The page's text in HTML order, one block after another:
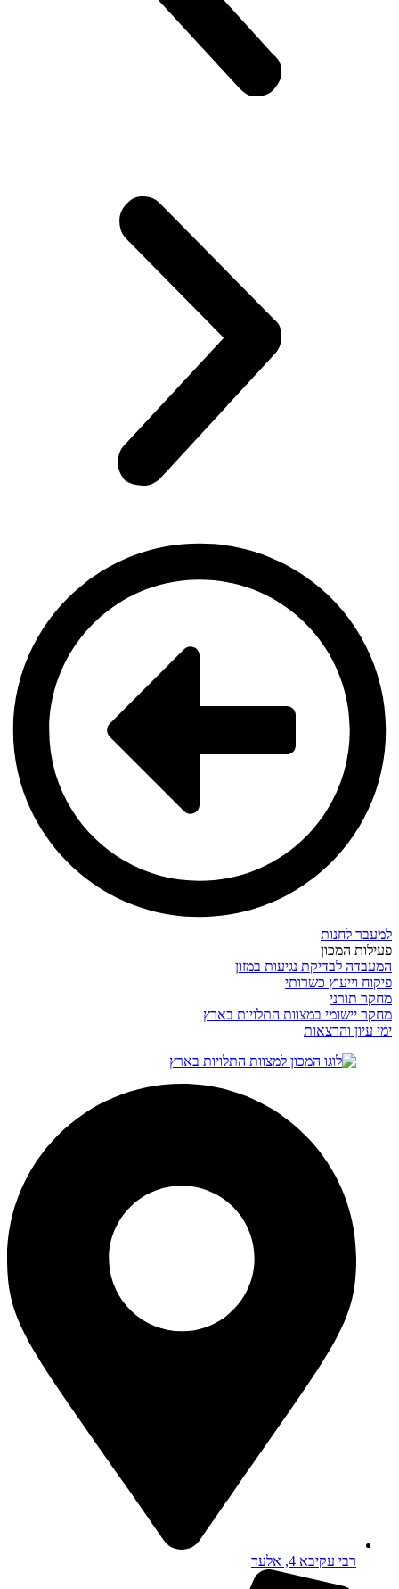
למעבר לחנות
פעילות המכון
המעבדה לבדיקת נגיעות במזון
פיקוח וייעוץ כשרותי
מחקר תורני
מחקר יישומי במצוות התלויות בארץ
ימי עיון והרצאות
רבי עקיבא 4, אלעד